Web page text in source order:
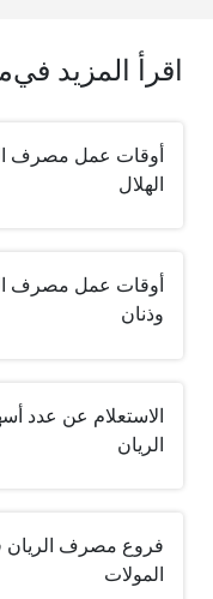
اقرأ المزيد في
أوقات عمل مصرف
الهلال
أوقات عمل مصرف
وذنان
الاستعلام عن عدد
الريان
فروع مصرف الريان
المولات